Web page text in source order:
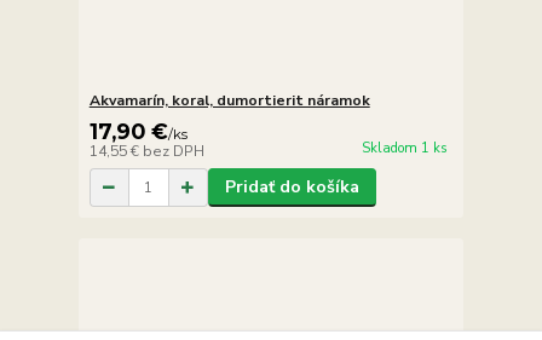
Akvamarín, koral, dumortierit náramok
17,90 €/ks
14,55 € bez DPH Skladom 1 ks
Pridať do košíka